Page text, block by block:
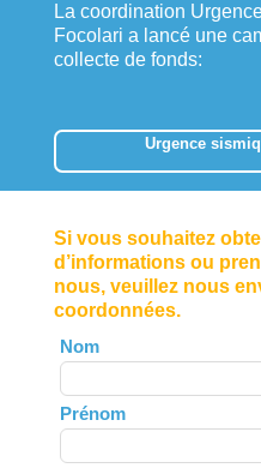
La coordination
Focolari a lancé une
collecte de fonds:
Urgence
Si vous souhaitez
d’informations ou
nous, veuillez nous
coordonnées.
Leave
this
field
blank
Nom
Prénom